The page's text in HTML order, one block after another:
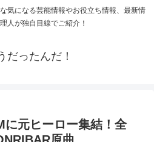
気になる芸能情報やお役立ち情報、最新情
人が独自目線でご紹介！
だったんだ！
に元ヒーロー集結！全